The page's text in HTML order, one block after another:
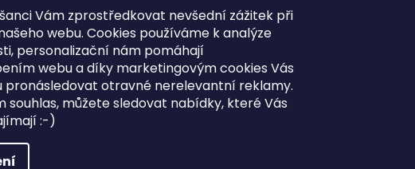
Vám zprostředkovat nevšední zážitek při
webu. Cookies používáme k analýze
personalizační nám pomáhají
webu a díky marketingovým cookies Vás
pronásledovat otravné nerelevantní reklamy.
souhlas, můžete sledovat nabídky, které Vás
:-)
cookies
Postup vrácení zboží ve 30 denní
lhůtě
Obchodní podmínky
Upravit nastavení cookies